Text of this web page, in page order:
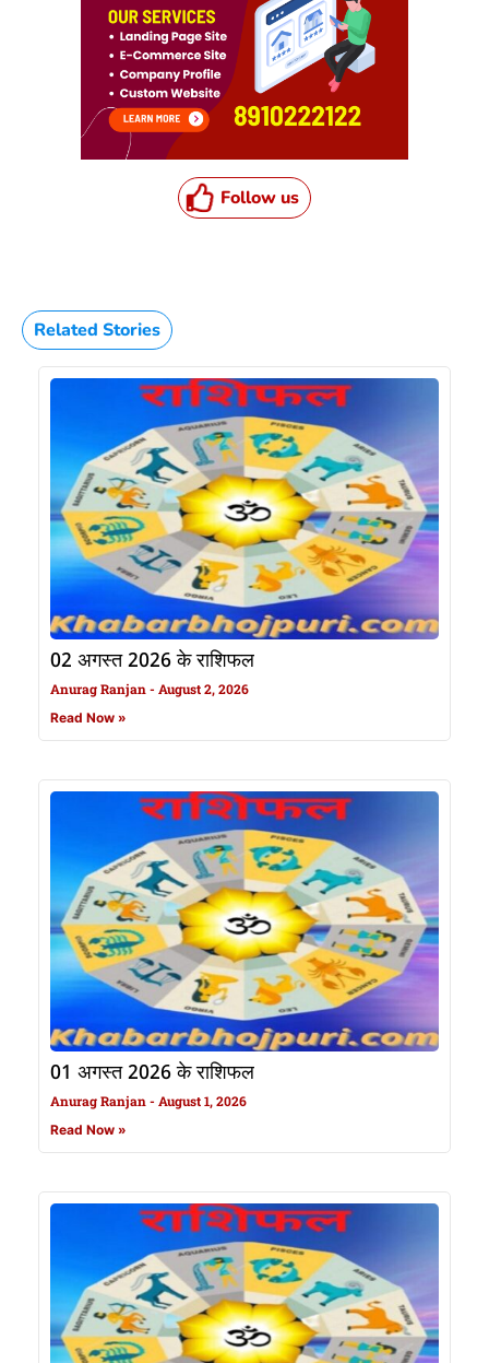
Follow us
Related Stories
02 अगस्त 2026 के राशिफल
Anurag Ranjan August 2, 2026
Read Now »
01 अगस्त 2026 के राशिफल
Anurag Ranjan August 1, 2026
Read Now »